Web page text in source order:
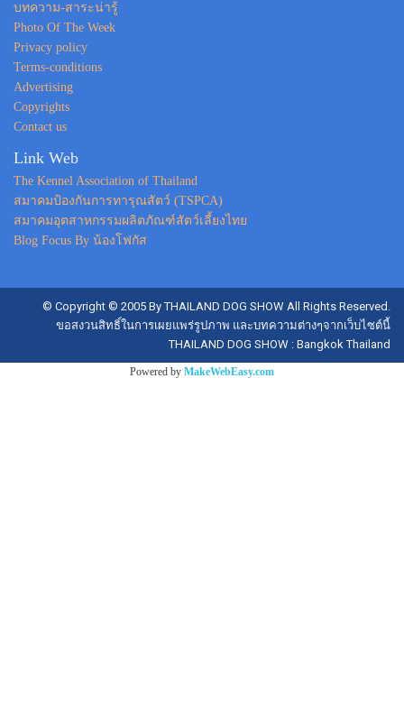
บทความ-สาระน่ารู้
Photo Of The Week
Privacy policy
Terms-conditions
Advertising
Copyrights
Contact us
Link Web
The Kennel Association of Thailand
สมาคมป้องกันการทารุณสัตว์ (TSPCA)
สมาคมอุตสาหกรรมผลิตภัณฑ์สัตว์เลี้ยงไทย
Blog Focus By น้องโฟกัส
© Copyright © 2005 By THAILAND DOG SHOW All Rights Reserved.
ขอสงวนสิทธิ์ในการเผยแพร่รูปภาพ และบทความต่างๆจากเว็บไซต์นี้
THAILAND DOG SHOW : Bangkok Thailand
Powered by MakeWebEasy.com